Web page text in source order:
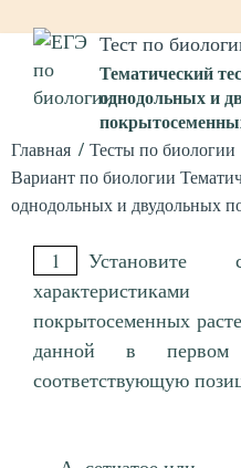
Тест по
Тематический
однодольных и
Главная
Тесты по биологии
Вариант по биологии
однодольных и двудольных
1
Установите
покрытосеменных
данной в первом
соответствующую